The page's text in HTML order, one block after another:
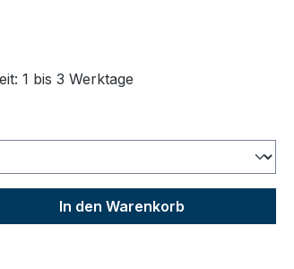
von 4.83 von 5 Sternen
1 bis 3 Werktage
den gewünschten Wert
In den Warenkorb